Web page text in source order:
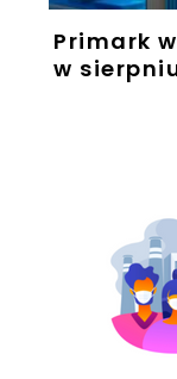
Primark
w